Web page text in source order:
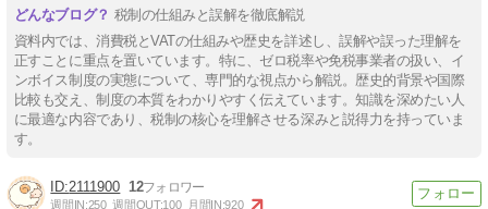
税制の仕組みと誤解を徹底解説
資料内では、消費税とVATの仕組みや歴史を詳述し、誤解や誤った理解を
正すことに重点を置いています。特に、ゼロ税率や免税事業者の扱い、イ
ンボイス制度の実態について、専門的な視点から解説。歴史的背景や国際
比較も交え、制度の本質をわかりやすく伝えています。知識を深めたい人
に最適な内容であり、税制の核心を理解させる深みと説得力を持っていま
す。
2111900 12
週間IN:250 週間OUT:100 月間IN:920